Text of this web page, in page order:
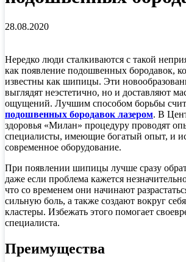
28.08.2020
Нередко люди сталкиваются с такой
как появление подошвенных бородавок,
известны как шипицы. Эти
выглядят неэстетично, но и доставляют
ощущений. Лучшим способом борьбы
подошвенных бородавок лазером. В
здоровья «Милан» процедуру проводят
специалисты, имеющие богатый опыт, и
современное оборудование.
При появлении шипицы лучше сразу
даже если проблема кажется
что со временем они начинают
сильную боль, а также создают вокруг
кластеры. Избежать этого помогает
специалиста.
Преимущества